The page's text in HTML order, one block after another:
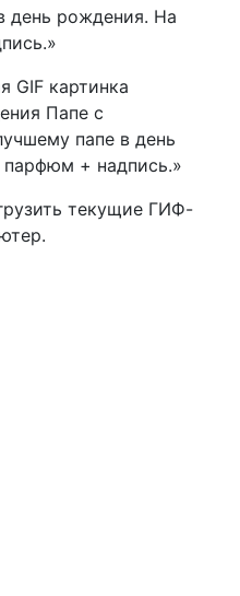
текущие ГИФ-